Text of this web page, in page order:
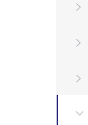
n